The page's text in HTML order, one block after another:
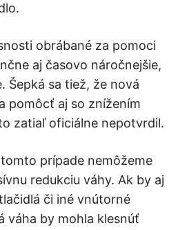
obrábané za pomoci
aj časovo náročnejšie,
Šepká sa tiež, že nová
pomôcť aj so znížením
zatiaľ oficiálne nepotvrdil.
prípade nemôžeme
redukciu váhy. Ak by aj
či iné vnútorné
váha by mohla klesnúť